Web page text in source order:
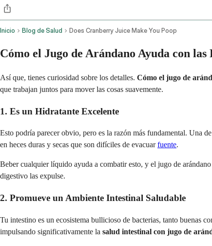
Inicio Blog de Salud Does Cranberry Juice Make You Poop
Cómo el Jugo de Arándano Ayuda con
Así que, tienes curiosidad sobre los detalles. Cómo el jugo de
que trabajan juntos para mover las cosas suavemente.
1. Es un Hidratante Excelente
Esto podría parecer obvio, pero es la razón más fundamental. Una
en heces duras y secas que son difíciles de evacuarfuente.
Beber cualquier líquido ayuda a combatir esto, y el jugo de
digestivo las expulse.
2. Promueve un Ambiente Intestinal Saludable
Tu intestino es un ecosistema bullicioso de bacterias, tanto buenas
impulsando significativamente la salud intestinal con jugo de